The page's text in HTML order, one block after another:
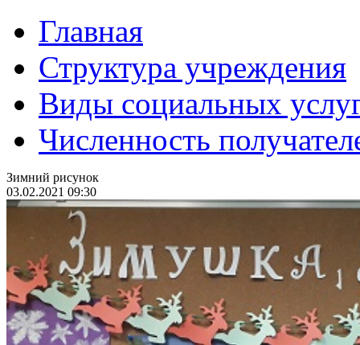
Главная
Структура учреждения
Виды социальных
Численность
Зимний рисунок
03.02.2021 09:30